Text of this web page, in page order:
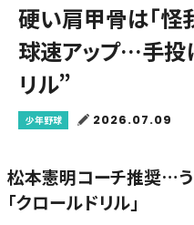
硬い肩甲骨は「
球速アップ…手投
リル”
少年野球 2026.07.09
松本憲明コーチ推奨…う
「クロールドリル」